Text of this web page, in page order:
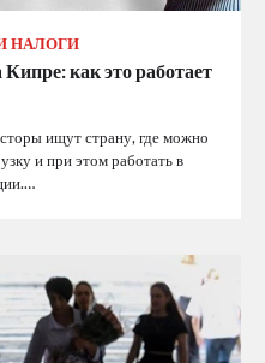
НАЛОГИ
как это работает
ищут страну, где можно
и при этом работать в